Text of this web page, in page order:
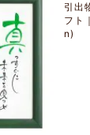
引出
フト
n)